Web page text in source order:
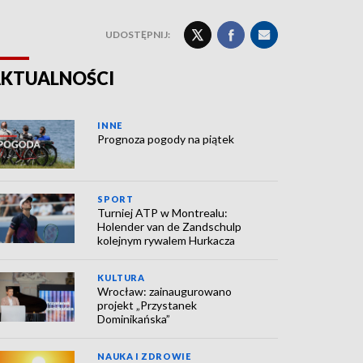
UDOSTĘPNIJ:
INNE
Prognoza pogody na piątek
SPORT
Turniej ATP w Montrealu:
Holender van de Zandschulp
kolejnym rywalem Hurkacza
KULTURA
Wrocław: zainaugurowano
projekt „Przystanek
Dominikańska”
NAUKA I ZDROWIE